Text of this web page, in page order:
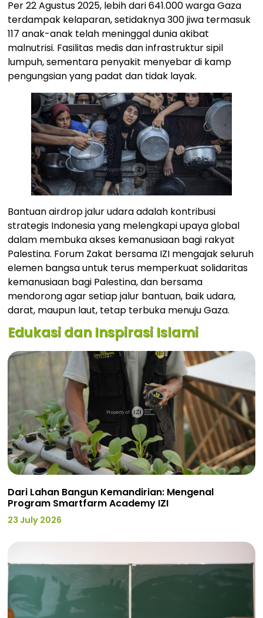
Per 22 Agustus 2025, lebih dari 641.000 warga Gaza
terdampak kelaparan, setidaknya 300 jiwa termasuk
117 anak-anak telah meninggal dunia akibat
malnutrisi. Fasilitas medis dan infrastruktur sipil
lumpuh, sementara penyakit menyebar di kamp
pengungsian yang padat dan tidak layak.
Bantuan airdrop jalur udara adalah kontribusi
strategis Indonesia yang melengkapi upaya global
dalam membuka akses kemanusiaan bagi rakyat
Palestina. Forum Zakat bersama IZI mengajak seluruh
elemen bangsa untuk terus memperkuat solidaritas
kemanusiaan bagi Palestina, dan bersama
mendorong agar setiap jalur bantuan, baik udara,
darat, maupun laut, tetap terbuka menuju Gaza.
Edukasi dan Inspirasi Islami
Dari Lahan Bangun Kemandirian: Mengenal
Program Smartfarm Academy IZI
23 July 2026